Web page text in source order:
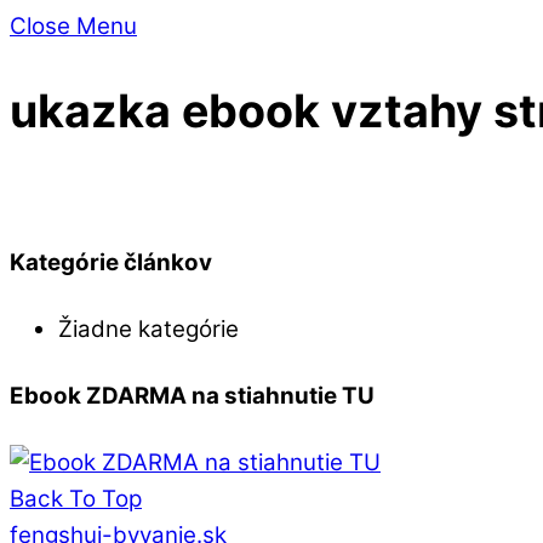
Close Menu
ukazka ebook vztahy
Kategórie článkov
Žiadne kategórie
Ebook ZDARMA na stiahnutie TU
Back To Top
fengshui-byvanie.sk